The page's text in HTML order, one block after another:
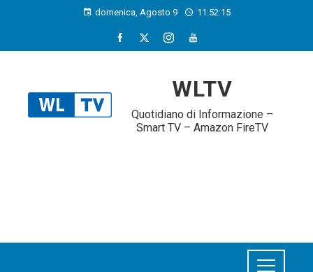
domenica, Agosto 9 11:52:16
WLTV
Quotidiano di Informazione –
Smart TV – Amazon FireTV